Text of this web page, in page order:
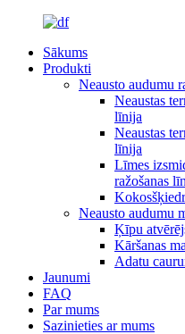
Sākums
Produkti
Neausto audumu
Neaustas
līnija
Neaustas
līnija
Līmes
ražošanas
Neausto audumu
Ķīpu
Kāršanas
Adatu
Jaunumi
FAQ
Par mums
Sazinieties ar mums